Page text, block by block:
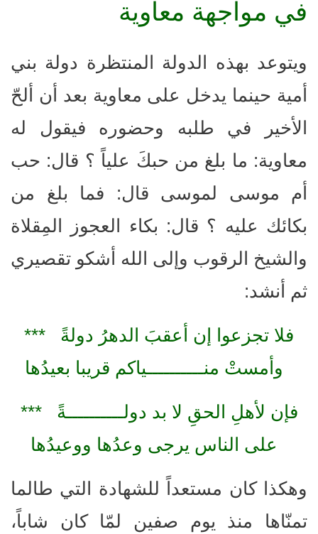
في مواجهة معاوية
ويتوعد بهذه الدولة المنتظرة دولة بني
أمية حينما يدخل على معاوية بعد أن ألحّ
الأخير في طلبه وحضوره فيقول له
معاوية: ما بلغ من حبكَ علياً ؟ قال: حب
أم موسى لموسى قال: فما بلغ من
بكائك عليه ؟ قال: بكاء العجوز المِقلاة
والشيخ الرقوب وإلى الله أشكو تقصيري
ثم أنشد:
فلا تجزعوا إن أعقبَ الدهرُ دولةً ***
وأمستْ منــــــــــياكم قريبا بعيدُها
فإن لأهلِ الحقِ لا بد دولــــــــــةً ***
على الناس يرجى وعدُها ووعيدُها
وهكذا كان مستعداً للشهادة التي طالما
تمنّاها منذ يوم صفين لمّا كان شاباً،